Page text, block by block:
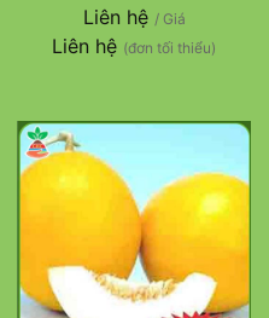
Liên hệ / Giá
Liên hệ (đơn tối thiểu)